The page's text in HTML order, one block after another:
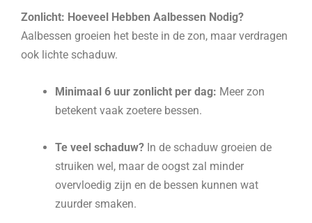
Zonlicht: Hoeveel Hebben Aalbessen Nodig?
Aalbessen groeien het beste in de zon, maar verdragen
ook lichte schaduw.
Minimaal 6 uur zonlicht per dag: Meer zon
betekent vaak zoetere bessen.
Te veel schaduw? In de schaduw groeien de
struiken wel, maar de oogst zal minder
overvloedig zijn en de bessen kunnen wat
zuurder smaken.